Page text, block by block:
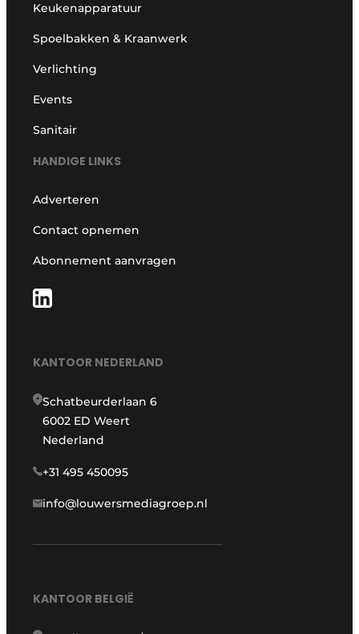
Keukenapparatuur
Spoelbakken & Kraanwerk
Verlichting
Events
Sanitair
HANDIGE LINKS
Adverteren
Contact opnemen
Abonnement aanvragen
KANTOOR NEDERLAND
Schatbeurderlaan 6
6002 ED Weert
Nederland
+31 495 450095
info@louwersmediagroep.nl
KANTOOR BELGIË